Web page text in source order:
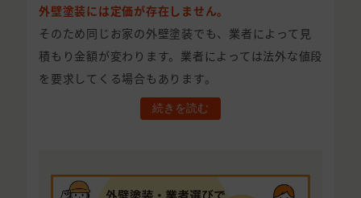
外壁塗装には定価が存在しません。
そのため同じお家の外壁塗装でも、業者によって見
積もり金額が変わります。業者によっては法外な値段
を要求してくる場合もあります。
続きを読む